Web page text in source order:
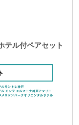
ル付ペアセット